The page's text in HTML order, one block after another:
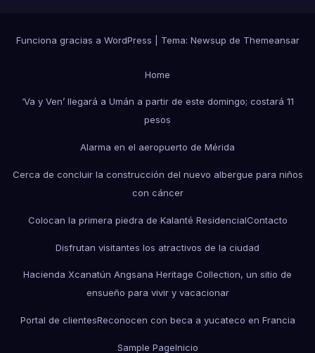
Funciona gracias a WordPress Tema: Newsup de Themeansar
Home
‘Va y Ven’ llegará a Umán a partir de este domingo; costará 11
pesos
Alarma en el aeropuerto de Mérida
Cerca de concluir la construcción del nuevo albergue para niños
con cáncer
Colocan la primera piedra de Kalanté ResidencialContacto
Disfrutan visitantes los atractivos de la ciudad
Hacienda Xcanatún Angsana Heritage Collection, un sitio de
ensueño para vivir y vacacionar
Portal de clientesReconocen con beca a yucateco en Francia
Sample PageInicio